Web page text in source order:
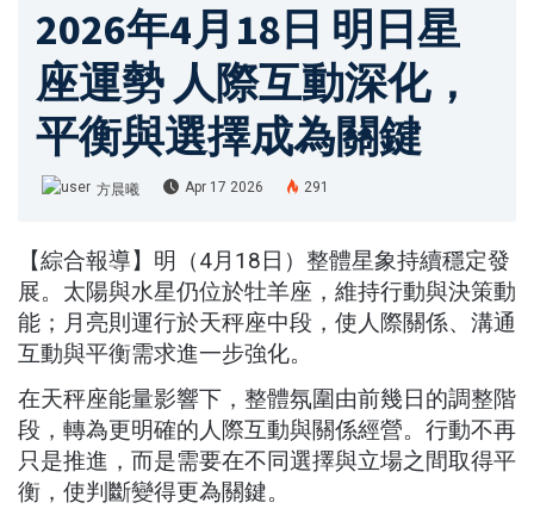
2026年4月18日 明日星
座運勢 人際互動深化，
平衡與選擇成為關鍵
方晨曦 Apr 17 2026 291
【綜合報導】明（4月18日）整體星象持續穩定發
展。太陽與水星仍位於牡羊座，維持行動與決策動
能；月亮則運行於天秤座中段，使人際關係、溝通
互動與平衡需求進一步強化。
在天秤座能量影響下，整體氛圍由前幾日的調整階
段，轉為更明確的人際互動與關係經營。行動不再
只是推進，而是需要在不同選擇與立場之間取得平
衡，使判斷變得更為關鍵。